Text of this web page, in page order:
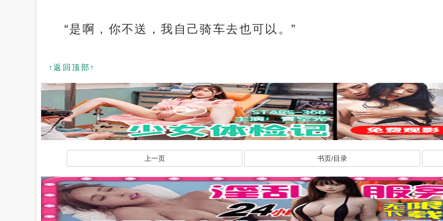
“是啊，你不送，我自己骑车去也可以。”
↑返回顶部↑
上一页 书页/目录